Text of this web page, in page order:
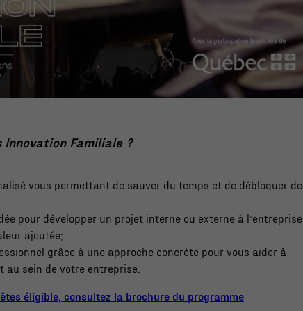
Innovation Familiale ?
vous permettant de sauver du temps et de débloquer de
pour développer un projet interne ou externe à l’entreprise
ajoutée;
grâce à une approche concrète pour vous aider à
au sein de votre entreprise.
éligible, consultez la brochure du programme
et la
façon dont le
votre intérêt
comportement
visitez notre
site, vous
augmentez les